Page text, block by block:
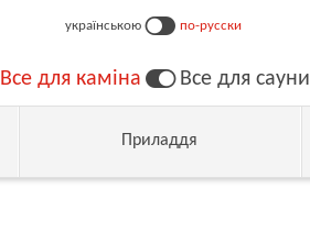
українською по-русски
Все для каміна Все для сауни
Приладдя